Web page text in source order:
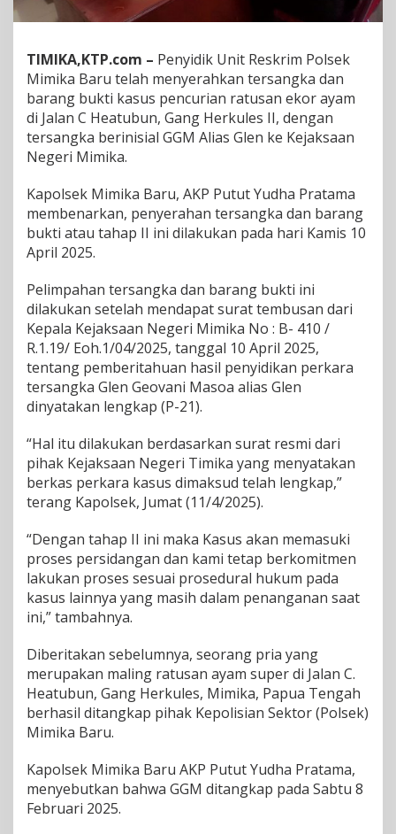
r
A
y
a
m
d
a
l
a
n
e
a
t
u
b
u
N
a
k
T
h
a
I
I
TIMIKA,KTP.com – Penyidik Unit Reskrim Polsek
Mimika Baru telah menyerahkan tersangka dan
barang bukti kasus pencurian ratusan ekor ayam
di Jalan C Heatubun, Gang Herkules II, dengan
tersangka berinisial GGM Alias Glen ke Kejaksaan
Negeri Mimika.
Kapolsek Mimika Baru, AKP Putut Yudha Pratama
membenarkan, penyerahan tersangka dan barang
bukti atau tahap II ini dilakukan pada hari Kamis 10
April 2025.
Pelimpahan tersangka dan barang bukti ini
dilakukan setelah mendapat surat tembusan dari
Kepala Kejaksaan Negeri Mimika No : B- 410 /
R.1.19/ Eoh.1/04/2025, tanggal 10 April 2025,
tentang pemberitahuan hasil penyidikan perkara
tersangka Glen Geovani Masoa alias Glen
dinyatakan lengkap (P-21).
“Hal itu dilakukan berdasarkan surat resmi dari
pihak Kejaksaan Negeri Timika yang menyatakan
berkas perkara kasus dimaksud telah lengkap,”
terang Kapolsek, Jumat (11/4/2025).
“Dengan tahap II ini maka Kasus akan memasuki
proses persidangan dan kami tetap berkomitmen
lakukan proses sesuai prosedural hukum pada
kasus lainnya yang masih dalam penanganan saat
ini,” tambahnya.
Diberitakan sebelumnya, seorang pria yang
merupakan maling ratusan ayam super di Jalan C.
Heatubun, Gang Herkules, Mimika, Papua Tengah
berhasil ditangkap pihak Kepolisian Sektor (Polsek)
Mimika Baru.
Kapolsek Mimika Baru AKP Putut Yudha Pratama,
menyebutkan bahwa GGM ditangkap pada Sabtu 8
Februari 2025.